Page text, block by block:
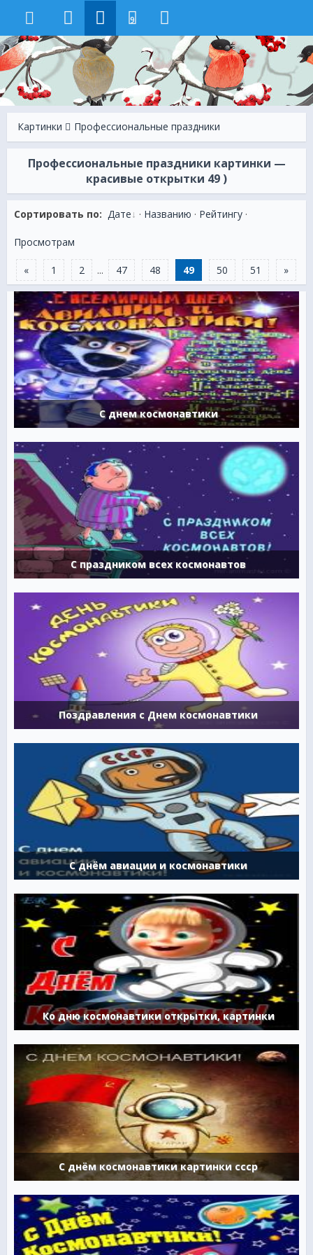
9
Картинки Профессиональные праздники
Профессиональные праздники картинки —
красивые открытки 49 )
Сортировать по: Дате · Названию · Рейтингу ·
Просмотрам
« 1 2 ... 47 48 49 50 51 »
С днем космонавтики
С праздником всех космонавтов
Поздравления с Днем космонавтики
С днём авиации и космонавтики
Ко дню космонавтики открытки, картинки
С днём космонавтики картинки ссср